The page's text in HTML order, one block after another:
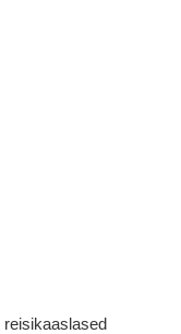
reisikaaslased